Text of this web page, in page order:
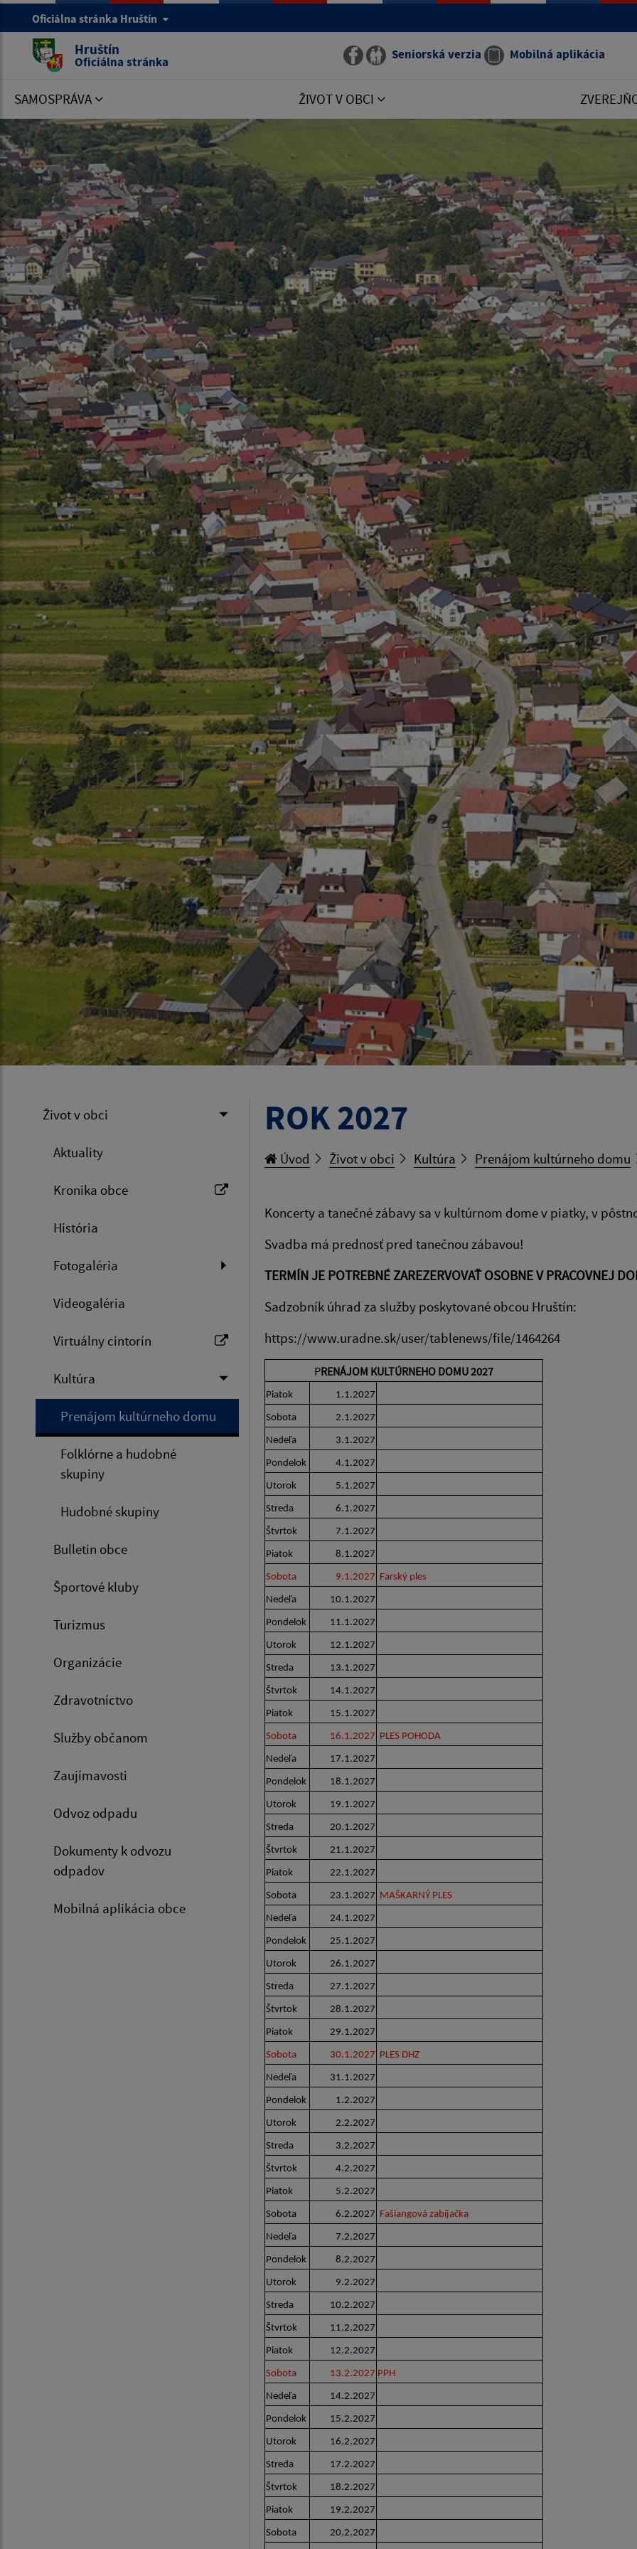
Oficiálna stránka Hruštín
Hruštín
Oficiálna stránka Seniorská verzia Mobilná aplikácia
SAMOSPRÁVA ŽIVOT V OBCI
Život v obci
Aktuality
Kronika obce
História
Fotogaléria
Videogaléria
Virtuálny cintorín
Kultúra
Prenájom kultúrneho domu
Folklórne a hudobné
skupiny
Hudobné skupiny
Bulletin obce
Športové kluby
Turizmus
Organizácie
Zdravotníctvo
Služby občanom
Zaujímavosti
Odvoz odpadu
Dokumenty k odvozu
odpadov
Mobilná aplikácia obce
ROK 2027
Úvod Život v obci Kultúra Prenájom kultúrneho domu
Koncerty a tanečné zábavy sa v kultúrnom dome v piatky, v
Svadba má prednosť pred tanečnou zábavou!
TERMÍN JE POTREBNÉ ZAREZERVOVAŤ OSOBNE V PRACOVNEJ
Sadzobník úhrad za služby poskytované obcou Hruštín:
https://www.uradne.sk/user/tablenews/file/1464264
PRENÁJOM KULTÚRNEHO DOMU 2027
Piatok 1.1.2027
Sobota 2.1.2027
Nedeľa 3.1.2027
Pondelok 4.1.2027
Utorok 5.1.2027
Streda 6.1.2027
Štvrtok 7.1.2027
Piatok 8.1.2027
Sobota 9.1.2027 Farský ples
Nedeľa 10.1.2027
Pondelok 11.1.2027
Utorok 12.1.2027
Streda 13.1.2027
Štvrtok 14.1.2027
Piatok 15.1.2027
Sobota 16.1.2027 PLES POHODA
Nedeľa 17.1.2027
Pondelok 18.1.2027
Utorok 19.1.2027
Streda 20.1.2027
Štvrtok 21.1.2027
Piatok 22.1.2027
Sobota 23.1.2027 MAŠKARNÝ PLES
Nedeľa 24.1.2027
Pondelok 25.1.2027
Utorok 26.1.2027
Streda 27.1.2027
Štvrtok 28.1.2027
Piatok 29.1.2027
Sobota 30.1.2027 PLES DHZ
Nedeľa 31.1.2027
Pondelok 1.2.2027
Utorok 2.2.2027
Streda 3.2.2027
Štvrtok 4.2.2027
Piatok 5.2.2027
Sobota 6.2.2027 Fašiangová zabíjačka
Nedeľa 7.2.2027
Pondelok 8.2.2027
Utorok 9.2.2027
Streda 10.2.2027
Štvrtok 11.2.2027
Piatok 12.2.2027
Sobota 13.2.2027 PPH
Nedeľa 14.2.2027
Pondelok 15.2.2027
Utorok 16.2.2027
Streda 17.2.2027
Štvrtok 18.2.2027
Piatok 19.2.2027
Sobota 20.2.2027